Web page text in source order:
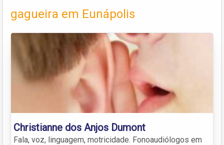
gagueira em Eunápolis
Christianne dos Anjos Dumont
Fala, voz, linguagem, motricidade. Fonoaudiólogos em